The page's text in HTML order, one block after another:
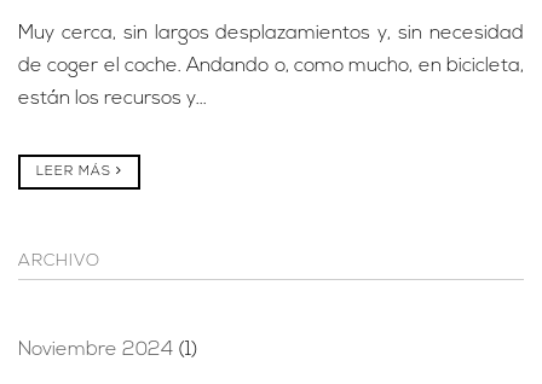
Muy cerca, sin largos desplazamientos y, sin necesidad
de coger el coche. Andando o, como mucho, en bicicleta,
están los recursos y...
LEER MÁS
ARCHIVO
Noviembre 2024 (1)